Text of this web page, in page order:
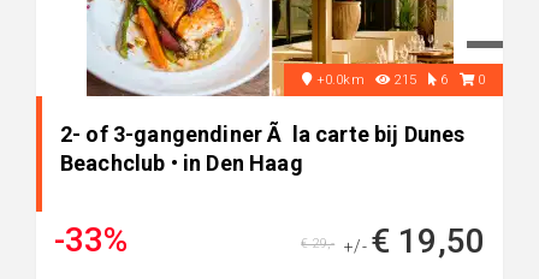
+0.0km 215 6 0
2- of 3-gangendiner Ã la carte bij Dunes
Beachclub • in Den Haag
-33% +/- € 19,50
€ 29,-